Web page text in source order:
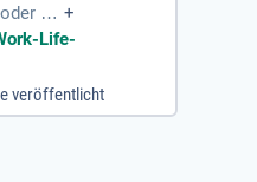
Ge +
Life-
veröffentlicht